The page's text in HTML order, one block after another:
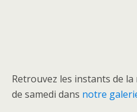
Retrouvez les instants de
de samedi dans notre